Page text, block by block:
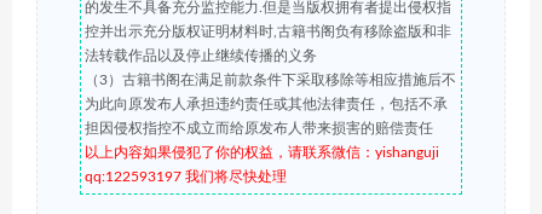
的发生不具备充分监控能力.但是当版权拥有者提出侵权指
控并出示充分版权证明材料时,古籍书阁负有移除盗版和非
法转载作品以及停止继续传播的义务
（3）古籍书阁在满足前款条件下采取移除等相应措施后不
为此向原发布人承担违约责任或其他法律责任，包括不承
担因侵权指控不成立而给原发布人带来损害的赔偿责任
以上内容如果侵犯了你的权益，请联系微信：yishanguji
qq:122593197 我们将尽快处理